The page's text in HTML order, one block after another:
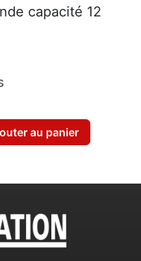
capacité 12
au panier